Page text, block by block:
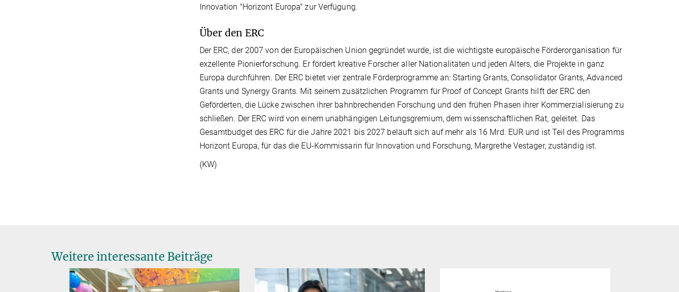
Innovation "Horizont Europa" zur Verfügung.
Über den ERC
Der ERC, der 2007 von der Europäischen Union gegründet wurde, ist die wichtigste europäische Förderorganisation für
exzellente Pionierforschung. Er fördert kreative Forscher aller Nationalitäten und jeden Alters, die Projekte in ganz
Europa durchführen. Der ERC bietet vier zentrale Förderprogramme an: Starting Grants, Consolidator Grants, Advanced
Grants und Synergy Grants. Mit seinem zusätzlichen Programm für Proof of Concept Grants hilft der ERC den
Geförderten, die Lücke zwischen ihrer bahnbrechenden Forschung und den frühen Phasen ihrer Kommerzialisierung zu
schließen. Der ERC wird von einem unabhängigen Leitungsgremium, dem wissenschaftlichen Rat, geleitet. Das
Gesamtbudget des ERC für die Jahre 2021 bis 2027 beläuft sich auf mehr als 16 Mrd. EUR und ist Teil des Programms
Horizont Europa, für das die EU-Kommissarin für Innovation und Forschung, Margrethe Vestager, zuständig ist.
(KW)
Weitere interessante Beiträge